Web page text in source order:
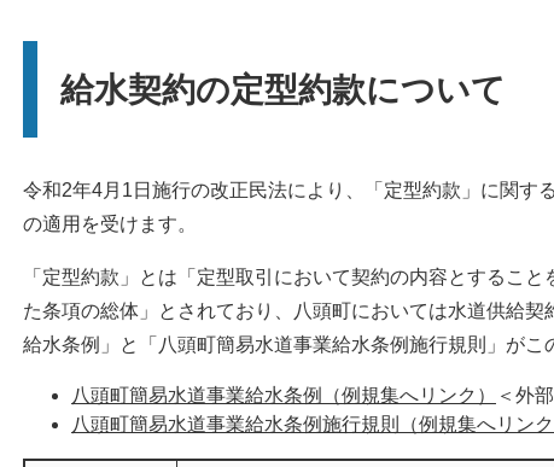
給水契約の定型約款について
令和2年4月1日施行の改正民法により、「定型約款」に関す
の適用を受けます。
「定型約款」とは「定型取引において契約の内容とするこ
た条項の総体」とされており、八頭町においては水道供給
給水条例」と「八頭町簡易水道事業給水条例施行規則」がこ
八頭町簡易水道事業給水条例（例規集へリンク）
＜外
八頭町簡易水道事業給水条例施行規則（例規集へリンク